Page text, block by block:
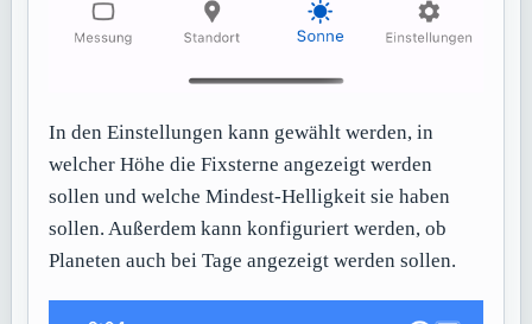
In den Einstellungen kann gewählt werden, in
welcher Höhe die Fixsterne angezeigt werden
sollen und welche Mindest-Helligkeit sie haben
sollen. Außerdem kann konfiguriert werden, ob
Planeten auch bei Tage angezeigt werden sollen.